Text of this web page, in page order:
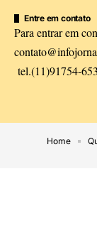
Entre em contato
Para entrar em
tel.(11)91754-
Home